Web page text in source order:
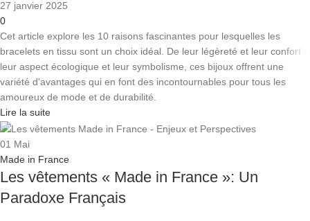
27 janvier 2025
0
Cet article explore les 10 raisons fascinantes pour lesquelles les
bracelets en tissu sont un choix idéal. De leur légèreté et leur confort à
leur aspect écologique et leur symbolisme, ces bijoux offrent une
variété d'avantages qui en font des incontournables pour tous les
amoureux de mode et de durabilité.
Lire la suite
01 Mai
Made in France
Les vêtements « Made in France »: Un
Paradoxe Français